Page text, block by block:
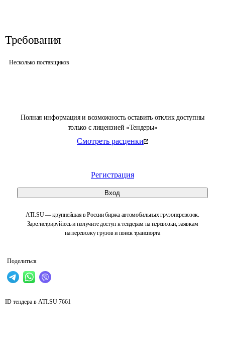
Полная информация и возможность оставить отклик доступны
только с лицензией «Тендеры»
Смотреть расценки
Регистрация
Вход
ATI.SU — крупнейшая в России биржа автомобильных грузоперевозок.
Зарегистрируйтесь и получите доступ к тендерам на перевозки, заявкам
на перевозку грузов и поиск транспорта
Поделиться
Требования
Несколько поставщиков
ID тендера в ATI.SU 7661